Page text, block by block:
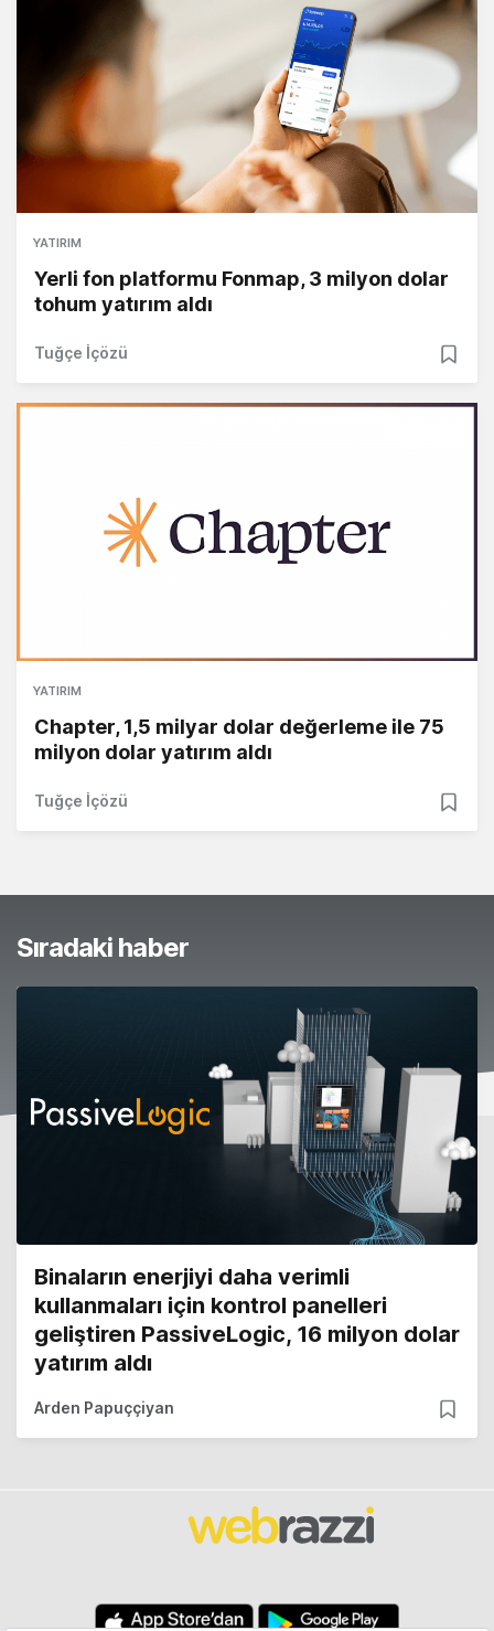
YATIRIM
Yerli fon platformu Fonmap, 3 milyon dolar
tohum yatırım aldı
Tuğçe İçözü
YATIRIM
Chapter, 1,5 milyar dolar değerleme ile 75
milyon dolar yatırım aldı
Tuğçe İçözü
Sıradaki haber
Binaların enerjiyi daha verimli
kullanmaları için kontrol panelleri
geliştiren PassiveLogic, 16 milyon dolar
yatırım aldı
Arden Papuççiyan